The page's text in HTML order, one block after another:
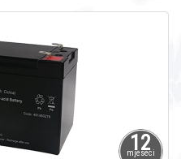
12
mjeseci